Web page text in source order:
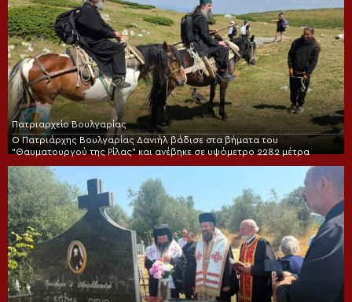
Πατριαρχείο Βουλγαρίας
Ο Πατριάρχης Βουλγαρίας Δανιήλ βάδισε στα βήματα του
“Θαυματουργού της Ρίλας” και ανέβηκε σε υψόμετρο 2282 μέτρα